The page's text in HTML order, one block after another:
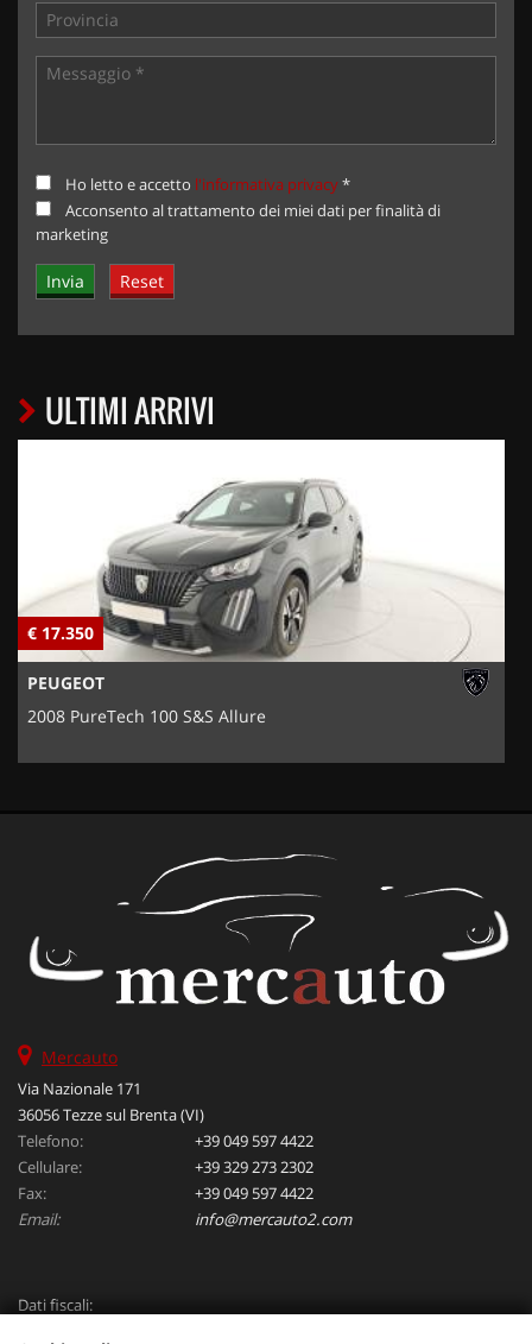
Ho letto e accetto l'informativa privacy*
Acconsento al trattamento dei miei dati per finalità di
marketing
ULTIMI ARRIVI
€ 17.350
PEUGEOT
2008 PureTech 100 S&S Allure
Mercauto
Via Nazionale 171
36056 Tezze sul Brenta (VI)
Telefono:
+39 049 597 4422
Cellulare:
+39 329 273 2302
Fax:
+39 049 597 4422
Email:
info@mercauto2.com
Dati fiscali: